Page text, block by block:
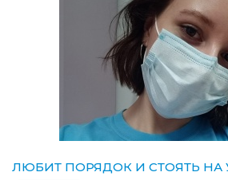
ЛЮБИТ ПОРЯДОК И СТОЯТЬ НА